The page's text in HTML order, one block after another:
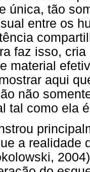
única, tão
entre os
faz isso,
material
aqui
não
tal como ela
a realidade